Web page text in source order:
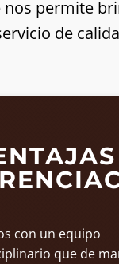
nos permite
de
con un equipo
que de